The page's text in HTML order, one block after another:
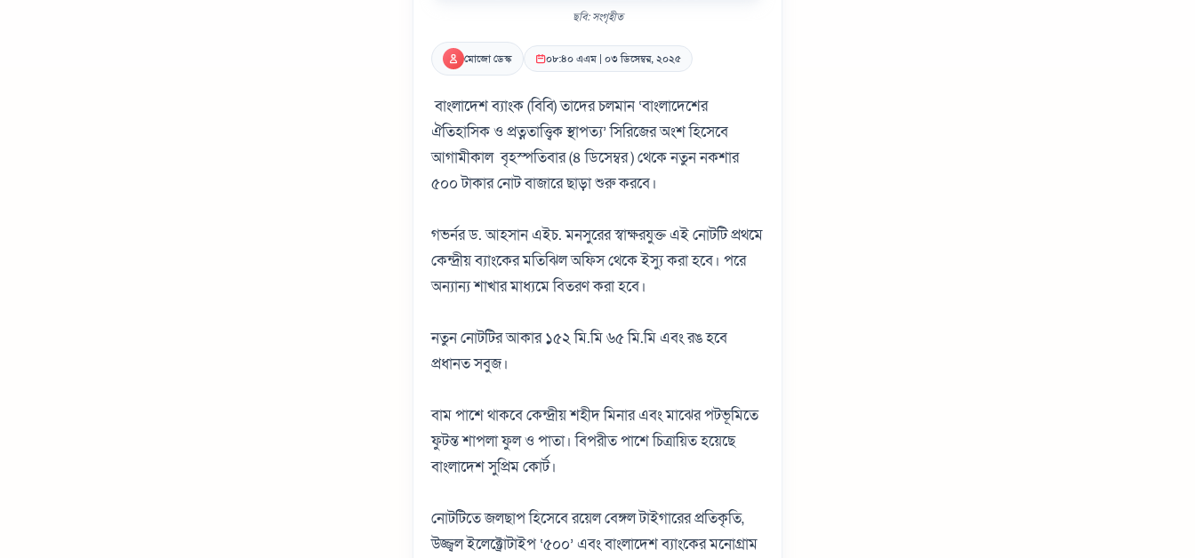
ছবি: সংগৃহীত
মোজো ডেস্ক ০৮:৪০ এএম | ০৩ ডিসেম্বর, ২০২৫
বাংলাদেশ ব্যাংক (বিবি) তাদের চলমান ‘বাংলাদেশের
ঐতিহাসিক ও প্রত্নতাত্ত্বিক স্থাপত্য’ সিরিজের অংশ হিসেবে
আগামীকাল বৃহস্পতিবার (৪ ডিসেম্বর ) থেকে নতুন নকশার
৫০০ টাকার নোট বাজারে ছাড়া শুরু করবে।
গভর্নর ড. আহসান এইচ. মনসুরের স্বাক্ষরযুক্ত এই নোটটি প্রথমে
কেন্দ্রীয় ব্যাংকের মতিঝিল অফিস থেকে ইস্যু করা হবে। পরে
অন্যান্য শাখার মাধ্যমে বিতরণ করা হবে।
নতুন নোটটির আকার ১৫২ মি.মি ৬৫ মি.মি এবং রঙ হবে
প্রধানত সবুজ।
বাম পাশে থাকবে কেন্দ্রীয় শহীদ মিনার এবং মাঝের পটভূমিতে
ফুটন্ত শাপলা ফুল ও পাতা। বিপরীত পাশে চিত্রায়িত হয়েছে
বাংলাদেশ সুপ্রিম কোর্ট।
নোটটিতে জলছাপ হিসেবে রয়েল বেঙ্গল টাইগারের প্রতিকৃতি,
উজ্জ্বল ইলেক্ট্রোটাইপ ‘৫০০’ এবং বাংলাদেশ ব্যাংকের মনোগ্রাম